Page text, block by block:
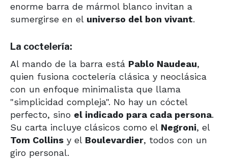
enorme barra de mármol blanco invitan a
sumergirse en el universo del bon vivant.
La coctelería:
Al mando de la barra está Pablo Naudeau,
quien fusiona coctelería clásica y neoclásica
con un enfoque minimalista que llama
"simplicidad compleja". No hay un cóctel
perfecto, sino el indicado para cada persona.
Su carta incluye clásicos como el Negroni, el
Tom Collins y el Boulevardier, todos con un
giro personal.